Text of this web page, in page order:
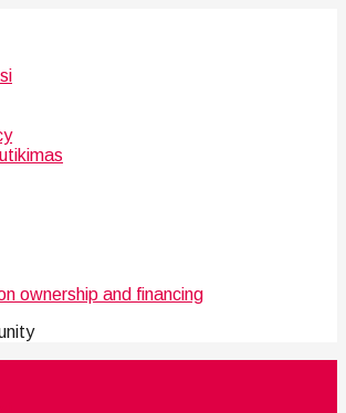
ownership and financing